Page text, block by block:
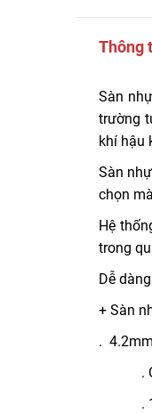
Thông
Sàn
trường
khí hậu
Sàn
chọn
Hệ
trong
Dễ
+ Sàn
.
.
.